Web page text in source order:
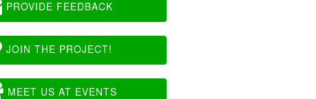
PROVIDE FEEDBACK
JOIN THE PROJECT!
MEET US AT EVENTS